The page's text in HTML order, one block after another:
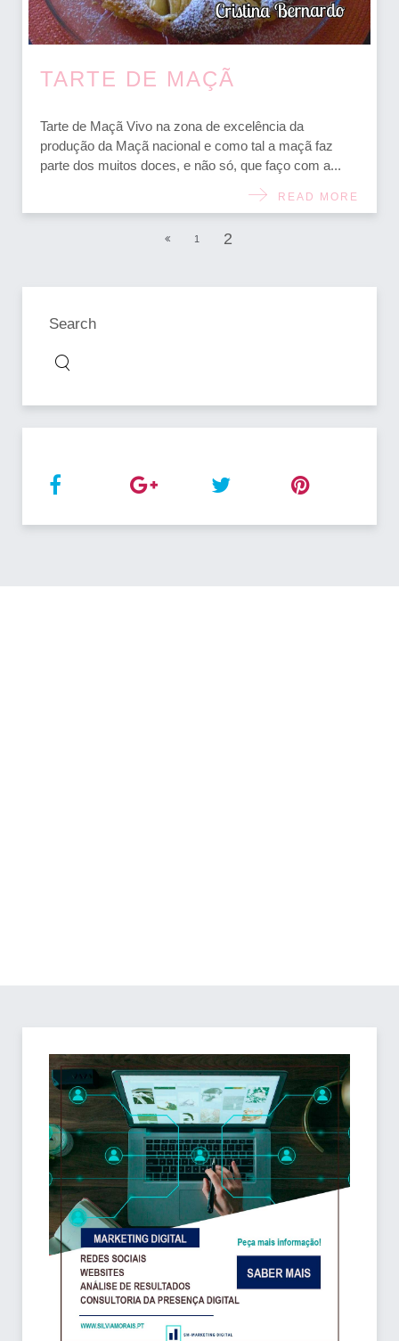
TARTE DE MAÇÃ
Tarte de Maçã Vivo na zona de excelência da
produção da Maçã nacional e como tal a maçã faz
parte dos muitos doces, e não só, que faço com a...
READ MORE
1 2
Search